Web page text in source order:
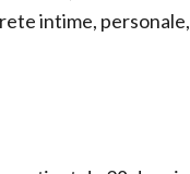
intime, personale,